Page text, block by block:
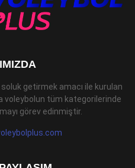
soluk getirmek amacı ile kurulan
voleybolun tüm kategorilerinde
görev edinmiştir.